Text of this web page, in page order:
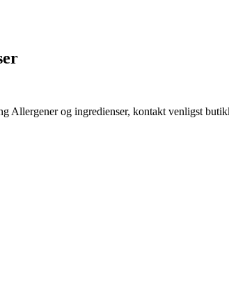
Allergener og ingredienser, kontakt venligst